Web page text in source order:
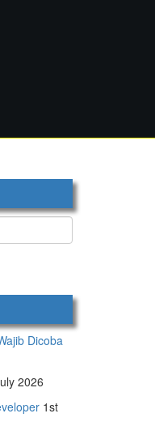
Dicoba
2026
1st